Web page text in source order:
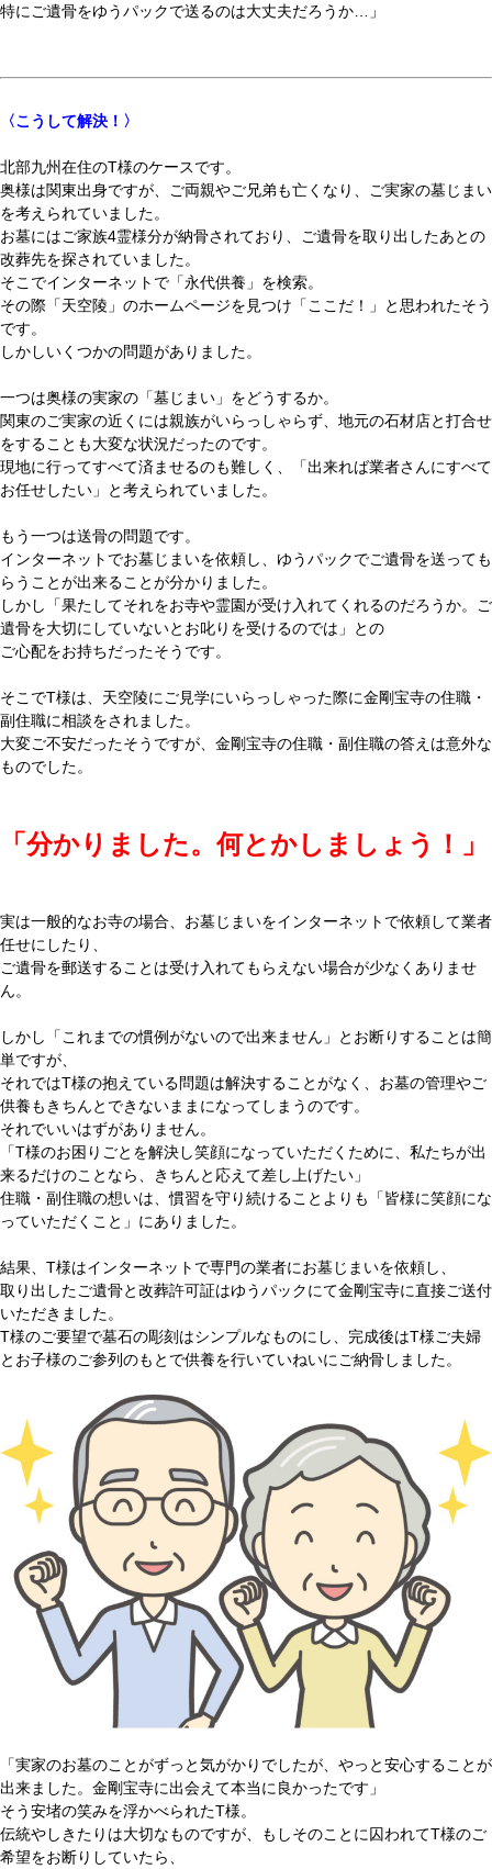
特にご遺骨をゆうパックで送るのは大丈夫だろうか…」
〈こうして解決！〉
北部九州在住のT様のケースです。
奥様は関東出身ですが、ご両親やご兄弟も亡くなり、ご実家の墓じまい
を考えられていました。
お墓にはご家族4霊様分が納骨されており、ご遺骨を取り出したあとの
改葬先を探されていました。
そこでインターネットで「永代供養」を検索。
その際「天空陵」のホームページを見つけ「ここだ！」と思われたそう
です。
しかしいくつかの問題がありました。
一つは奥様の実家の「墓じまい」をどうするか。
関東のご実家の近くには親族がいらっしゃらず、地元の石材店と打合せ
をすることも大変な状況だったのです。
現地に行ってすべて済ませるのも難しく、「出来れば業者さんにすべて
お任せしたい」と考えられていました。
もう一つは送骨の問題です。
インターネットでお墓じまいを依頼し、ゆうパックでご遺骨を送っても
らうことが出来ることが分かりました。
しかし「果たしてそれをお寺や霊園が受け入れてくれるのだろうか。ご
遺骨を大切にしていないとお叱りを受けるのでは」との
ご心配をお持ちだったそうです。
そこでT様は、天空陵にご見学にいらっしゃった際に金剛宝寺の住職・
副住職に相談をされました。
大変ご不安だったそうですが、金剛宝寺の住職・副住職の答えは意外な
ものでした。
「分かりました。何とかしましょう！」
実は一般的なお寺の場合、お墓じまいをインターネットで依頼して業者
任せにしたり、
ご遺骨を郵送することは受け入れてもらえない場合が少なくありませ
ん。
しかし「これまでの慣例がないので出来ません」とお断りすることは簡
単ですが、
それではT様の抱えている問題は解決することがなく、お墓の管理やご
供養もきちんとできないままになってしまうのです。
それでいいはずがありません。
「T様のお困りごとを解決し笑顔になっていただくために、私たちが出
来るだけのことなら、きちんと応えて差し上げたい」
住職・副住職の想いは、慣習を守り続けることよりも「皆様に笑顔にな
っていただくこと」にありました。
結果、T様はインターネットで専門の業者にお墓じまいを依頼し、
取り出したご遺骨と改葬許可証はゆうパックにて金剛宝寺に直接ご送付
いただきました。
T様のご要望で墓石の彫刻はシンプルなものにし、完成後はT様ご夫婦
とお子様のご参列のもとで供養を行いていねいにご納骨しました。
「実家のお墓のことがずっと気がかりでしたが、やっと安心することが
出来ました。金剛宝寺に出会えて本当に良かったです」
そう安堵の笑みを浮かべられたT様。
伝統やしきたりは大切なものですが、もしそのことに囚われてT様のご
希望をお断りしていたら、